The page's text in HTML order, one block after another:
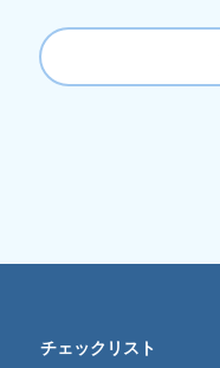
チェックリスト